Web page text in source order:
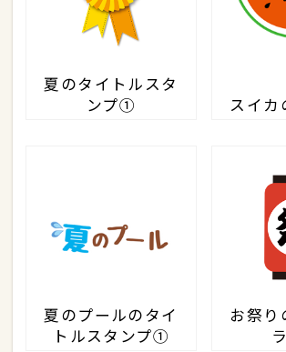
夏のタイトルスタ
ンプ①
スイカ
夏のプールのタイ
トルスタンプ①
お祭り